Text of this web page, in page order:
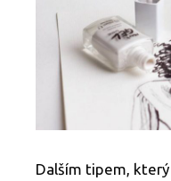
Dalším tipem,